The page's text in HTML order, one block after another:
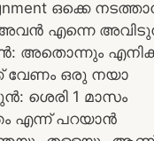
ഒക്കെ
അവൻ എന്നെ
അതൊന്നും
വേണം ഒരു നയാ
ശെരി 1 മാസം
എന്ന് പറയാൻ